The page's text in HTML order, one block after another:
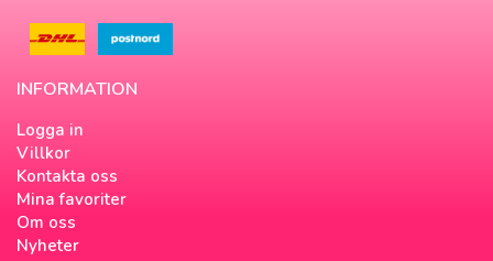
INFORMATION
Logga in
Villkor
Kontakta oss
Mina favoriter
Om oss
Nyheter